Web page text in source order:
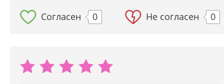
Согласен 0 Не согласен 0